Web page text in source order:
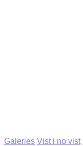
Galeries Vist i no vist